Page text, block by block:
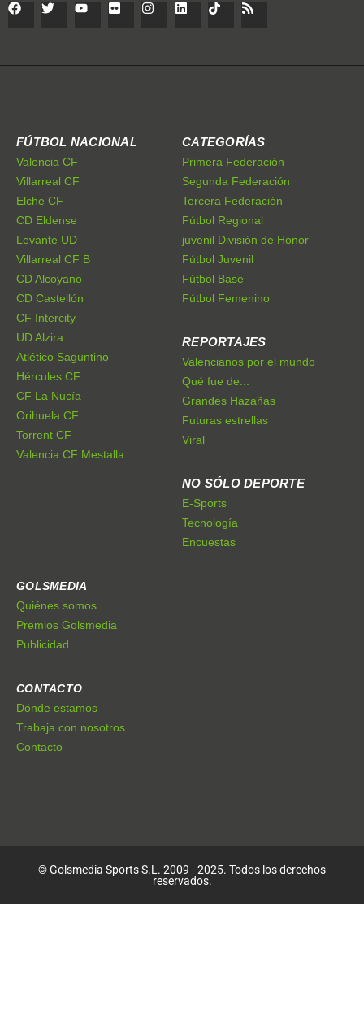
FÚTBOL NACIONAL
Valencia CF
Villarreal CF
Elche CF
CD Eldense
Levante UD
Villarreal CF B
CD Alcoyano
CD Castellón
CF Intercity
UD Alzira
Atlético Saguntino
Hércules CF
CF La Nucía
Orihuela CF
Torrent CF
Valencia CF Mestalla
CATEGORÍAS
Primera Federación
Segunda Federación
Tercera Federación
Fútbol Regional
juvenil División de Honor
Fútbol Juvenil
Fútbol Base
Fútbol Femenino
REPORTAJES
Valencianos por el mundo
Qué fue de...
Grandes Hazañas
Futuras estrellas
Viral
NO SÓLO DEPORTE
E-Sports
Tecnología
Encuestas
GOLSMEDIA
Quiénes somos
Premios Golsmedia
Publicidad
CONTACTO
Dónde estamos
Trabaja con nosotros
Contacto
© Golsmedia Sports S.L. 2009 - 2025. Todos los derechos
reservados.